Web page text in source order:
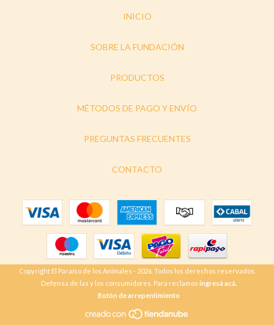
INICIO
SOBRE LA FUNDACIÓN
PRODUCTOS
MÉTODOS DE PAGO Y ENVÍO
PREGUNTAS FRECUENTES
CONTACTO
Copyright El Paraíso de los Animales - 2026. Todos los derechos reservados.
Defensa de las y los consumidores. Para reclamos ingresá acá.
Botón de arrepentimiento